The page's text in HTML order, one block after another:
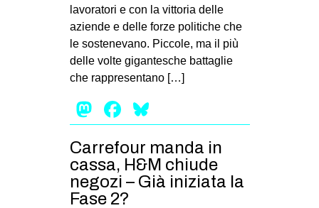
lavoratori e con la vittoria delle
aziende e delle forze politiche che
le sostenevano. Piccole, ma il più
delle volte gigantesche battaglie
che rappresentano […]
Mastodon
Facebook
Carrefour manda in
cassa, H&M chiude
negozi – Già iniziata la
Fase 2?